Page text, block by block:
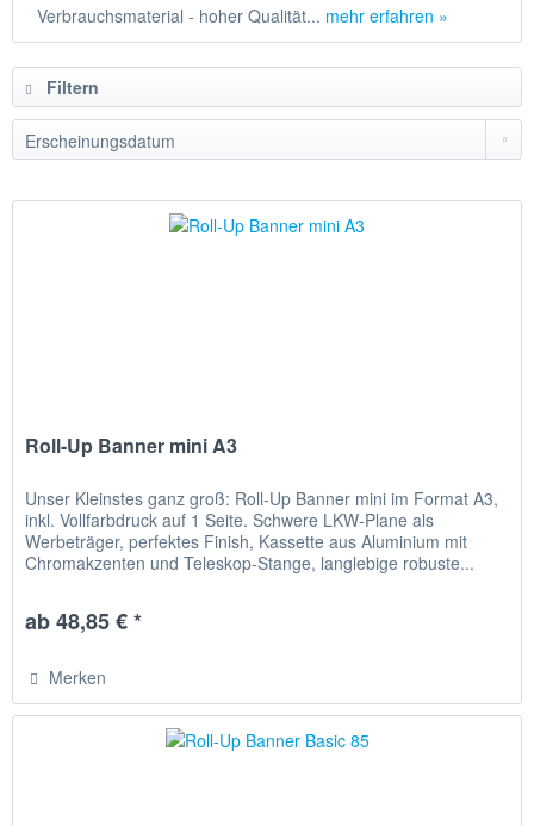
Verbrauchsmaterial - hoher Qualität... mehr erfahren »
Filtern
Roll-Up Banner mini A3
Unser Kleinstes ganz groß: Roll-Up Banner mini im Format A3,
inkl. Vollfarbdruck auf 1 Seite. Schwere LKW-Plane als
Werbeträger, perfektes Finish, Kassette aus Aluminium mit
Chromakzenten und Teleskop-Stange, langlebige robuste...
ab 48,85 € *
Merken